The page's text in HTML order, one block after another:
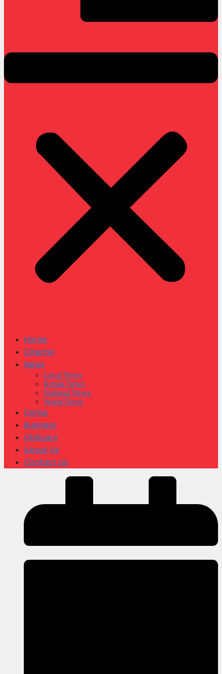
Home
Cinema
News
Local News
Kerala News
National News
World News
Crime
Business
Obituary
About Us
Contact Us